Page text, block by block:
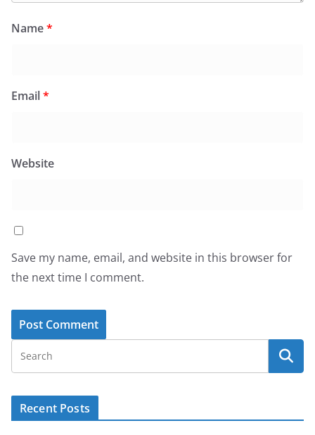
Name*
Email*
Website
Save my name, email, and website in this browser for
the next time I comment.
Recent Posts